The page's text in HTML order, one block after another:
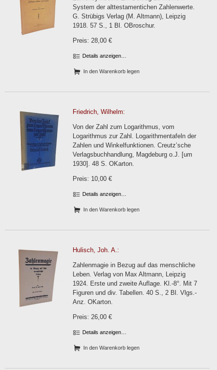
System der alttestamentichen Zahlenwerte.
G. Strübigs Verlag (M. Altmann), Leipzig
1918. 57 S., 1 Bl. OBroschur.
Preis: 28,00 €
Details anzeigen…
In den Warenkorb legen
Friedrich, Wilhelm:
Von der Zahl zum Logarithmus, vom
Logarithmus zur Zahl. Logarithmentafeln der
Zahlen und Winkelfunktionen. Creutz’sche
Verlagsbuchhandlung, Magdeburg o.J. [um
1930]. 48 S. OKarton.
Preis: 10,00 €
Details anzeigen…
In den Warenkorb legen
Hulisch, Joh. A.:
Zahlenmagie in Bezug auf das menschliche
Leben. Verlag von Max Altmann, Leipzig
1924. Erste und zweite Auflage. Kl.-8°. Mit 7
Figuren und div. Tabellen. 40 S., 2 Bl. Vlgs.-
Anz. OKarton.
Preis: 26,00 €
Details anzeigen…
In den Warenkorb legen